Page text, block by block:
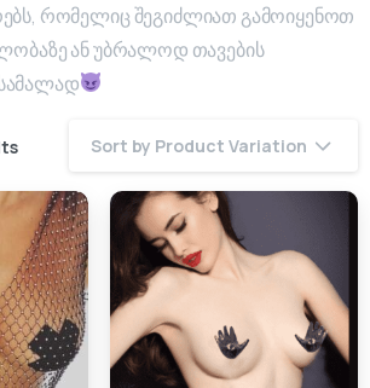
რომელიც შეგიძლიათ გამოიყენოთ
ან უბრალოდ თავების
Sort by Product Variation